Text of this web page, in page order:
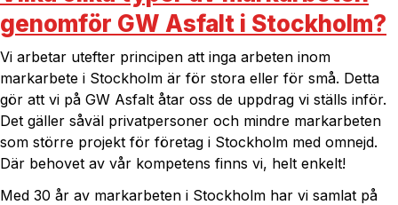
genomför GW Asfalt i Stockholm?
Vi arbetar utefter principen att inga arbeten inom
markarbete i Stockholm är för stora eller för små. Detta
gör att vi på GW Asfalt åtar oss de uppdrag vi ställs inför.
Det gäller såväl privatpersoner och mindre markarbeten
som större projekt för företag i Stockholm med omnejd.
Där behovet av vår kompetens finns vi, helt enkelt!
Med 30 år av markarbeten i Stockholm har vi samlat på